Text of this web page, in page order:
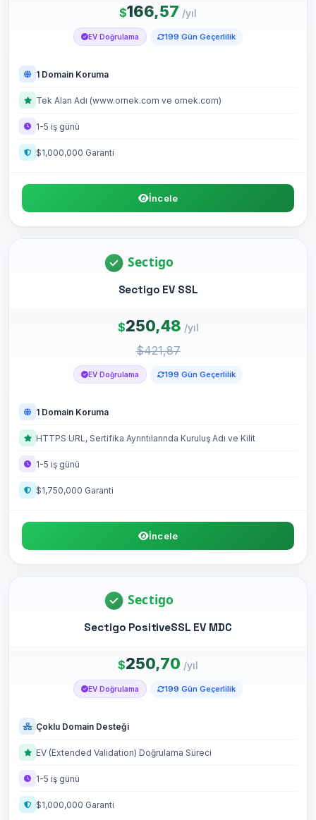
$166,57 /yıl
EV Doğrulama 199 Gün Geçerlilik
1 Domain Koruma
Tek Alan Adı (www.ornek.com ve ornek.com)
1-5 iş günü
$1,000,000 Garanti
İncele
Sectigo EV SSL
$250,48 /yıl
$421,87
EV Doğrulama 199 Gün Geçerlilik
1 Domain Koruma
HTTPS URL, Sertifika Ayrıntılarında Kuruluş Adı ve Kilit
1-5 iş günü
$1,750,000 Garanti
İncele
Sectigo PositiveSSL EV MDC
$250,70 /yıl
EV Doğrulama 199 Gün Geçerlilik
Çoklu Domain Desteği
EV (Extended Validation) Doğrulama Süreci
1-5 iş günü
$1,000,000 Garanti